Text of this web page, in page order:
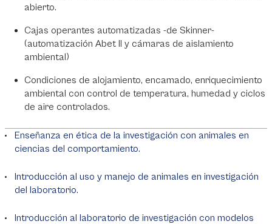
abierto.
Cajas operantes automatizadas -de Skinner-
(automatización Abet II y cámaras de aislamiento
ambiental)
Condiciones de alojamiento, encamado, enriquecimiento
ambiental con control de temperatura, humedad y ciclos
de aire controlados.
Enseñanza en ética de la investigación con animales en
ciencias del comportamiento.
Introducción al uso y manejo de animales en investigación
del laboratorio.
Introducción al laboratorio de investigación con modelos